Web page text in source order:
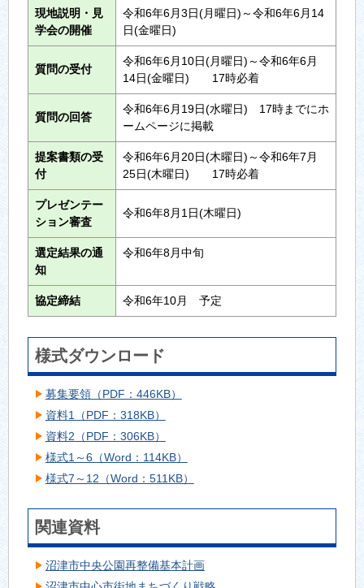
現地説明・見
学会の開催
令和6年6月3日(月曜日)～令和6年6月14
日(金曜日)
質問の受付
令和6年6月10日(月曜日)～令和6年6月
14日(金曜日) 17時必着
質問の回答
令和6年6月19日(水曜日) 17時までにホ
ームページに掲載
提案書類の受
付
令和6年6月20日(木曜日)～令和6年7月
25日(木曜日) 17時必着
プレゼンテー
ション審査
令和6年8月1日(木曜日)
選定結果の通
知
令和6年8月中旬
協定締結 令和6年10月 予定
様式ダウンロード
募集要領（PDF：446KB）
資料1（PDF：318KB）
資料2（PDF：306KB）
様式1～6（Word：114KB）
様式7～12（Word：511KB）
関連資料
沼津市中央公園再整備基本計画